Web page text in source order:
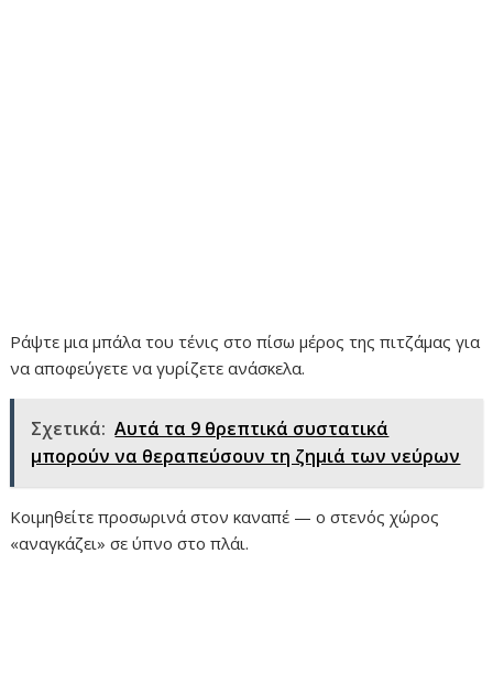
Ράψτε μια μπάλα του τένις στο πίσω μέρος της πιτζάμας για
να αποφεύγετε να γυρίζετε ανάσκελα.
Σχετικά: Αυτά τα 9 θρεπτικά συστατικά
μπορούν να θεραπεύσουν τη ζημιά των νεύρων
Κοιμηθείτε προσωρινά στον καναπέ — ο στενός χώρος
«αναγκάζει» σε ύπνο στο πλάι.